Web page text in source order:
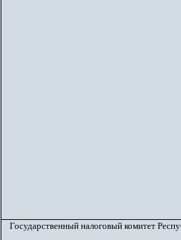
Государственный налоговый комитет